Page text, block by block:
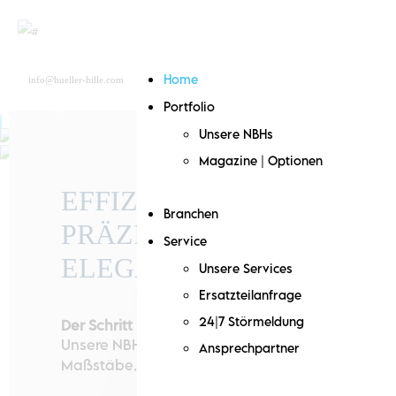
Home
Portfolio
Unsere NBHs
Magazine | Optionen
Branchen
Service
Unsere Services
Ersatzteilanfrage
24|7 Störmeldung
Ansprechpartner
info@hueller-hille.com
EFFIZIENTER.
PRÄZISER.
ELEGANTER.
Der Schritt Richtung Zukunft
Unsere NBH 630
setzt
Maßstäbe. In jeder Hinsicht.
Das Hüller Hille
Premium
Versprechen